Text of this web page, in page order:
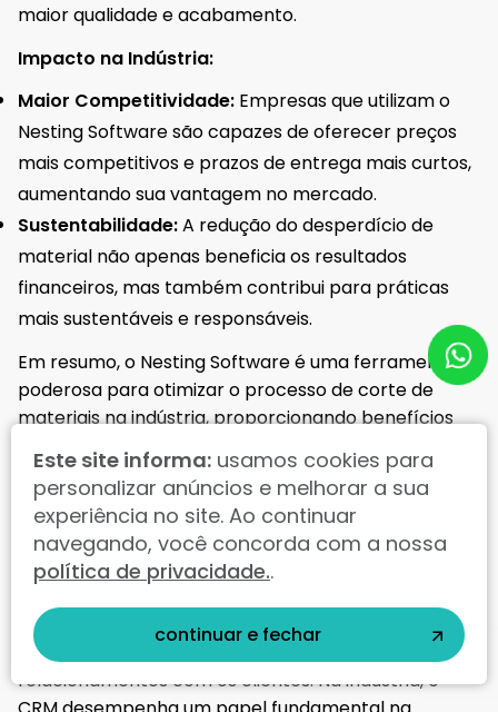
maior qualidade e acabamento.
Impacto na Indústria:
Maior Competitividade: Empresas que utilizam o
Nesting Software são capazes de oferecer preços
mais competitivos e prazos de entrega mais curtos,
aumentando sua vantagem no mercado.
Sustentabilidade:A redução do desperdício de
material não apenas beneficia os resultados
financeiros, mas também contribui para práticas
mais sustentáveis e responsáveis.
Em resumo, o Nesting Software é uma ferramenta
poderosa para otimizar o processo de corte de
materiais na indústria, proporcionando benefícios
significativos em termos de redução de custos,
aumento da eficiência e competitividade.
8. CRM (Customer Relationship Management)
é uma ferramenta essencial para empresas que
desejam gerenciar e melhorar seus
relacionamentos com os clientes. Na indústria, o
Este site informa: usamos cookies para
personalizar anúncios e melhorar a sua
experiência no site. Ao continuar
navegando, você concorda com a nossa
política de privacidade..
continuar e fechar